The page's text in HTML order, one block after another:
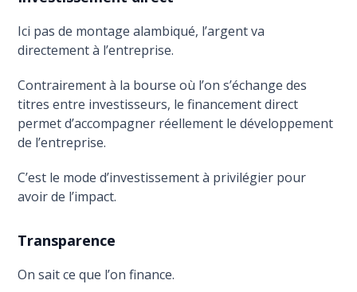
Ici pas de montage alambiqué, l’argent va
directement à l’entreprise.
Contrairement à la bourse où l’on s’échange des
titres entre investisseurs, le financement direct
permet d’accompagner réellement le développement
de l’entreprise.
C’est le mode d’investissement à privilégier pour
avoir de l’impact.
Transparence
On sait ce que l’on finance.